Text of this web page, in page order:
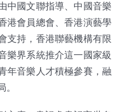
中國文聯指導、中國音樂
港會員總會、香港演藝學
支持，香港聯藝機構有限
樂界系統推介這一國家級
年音樂人才積極參賽，融
。